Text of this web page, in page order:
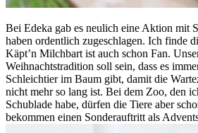
Bei Edeka gab es neulich eine Aktion mit
haben ordentlich zugeschlagen. Ich finde
Käpt’n Milchbart ist auch schon Fan.
Weihnachtstradition soll sein, dass es
Schleichtier im Baum gibt, damit die
nicht mehr so lang ist. Bei dem Zoo, den
Schublade habe, dürfen die Tiere aber
bekommen einen Sonderauftritt als